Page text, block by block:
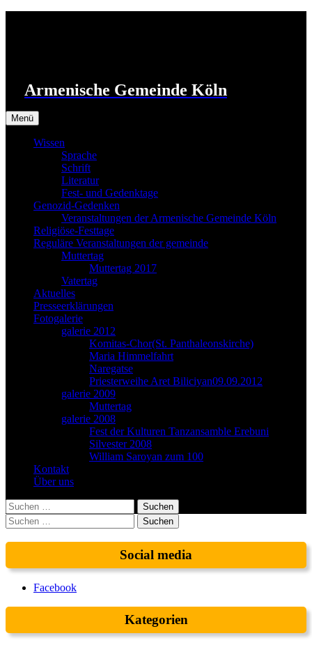
Armenische Gemeinde Köln
Menü
Wissen
Sprache
Schrift
Literatur
Fest- und Gedenktage
Genozid-Gedenken
Veranstaltungen der Armenische Gemeinde Köln
Religiöse-Festtage
Reguläre Veranstaltungen der gemeinde
Muttertag
Muttertag 2017
Vatertag
Aktuelles
Presseerklärungen
Fotogalerie
galerie 2012
Komitas-Chor(St. Panthaleonskirche)
Maria Himmelfahrt
Naregatse
Priesterweihe Aret Biliciyan09.09.2012
galerie 2009
Muttertag
galerie 2008
Fest der Kulturen Tanzansamble Erebuni
Silvester 2008
William Saroyan zum 100
Kontakt
Über uns
Suchen
nach:
Suchen
nach:
Social media
Facebook
Kategorien